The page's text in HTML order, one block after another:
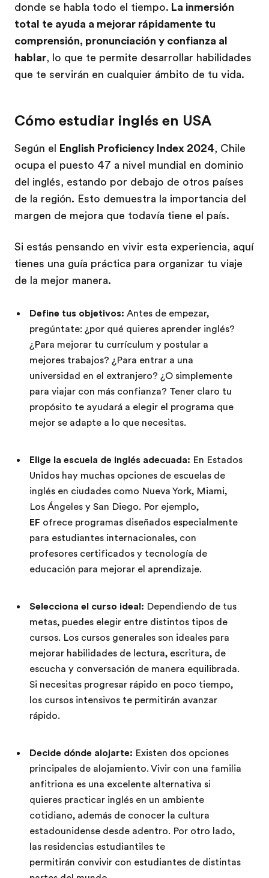
donde se habla todo el tiempo. La inmersión
total te ayuda a mejorar rápidamente tu
comprensión, pronunciación y confianza al
hablar, lo que te permite desarrollar habilidades
que te servirán en cualquier ámbito de tu vida.
Cómo estudiar inglés en USA
Según el English Proficiency Index 2024, Chile
ocupa el puesto 47 a nivel mundial en dominio
del inglés, estando por debajo de otros países
de la región. Esto demuestra la importancia del
margen de mejora que todavía tiene el país.
Si estás pensando en vivir esta experiencia, aquí
tienes una guía práctica para organizar tu viaje
de la mejor manera.
Define tus objetivos: Antes de empezar,
pregúntate: ¿por qué quieres aprender inglés?
¿Para mejorar tu currículum y postular a
mejores trabajos? ¿Para entrar a una
universidad en el extranjero? ¿O simplemente
para viajar con más confianza? Tener claro tu
propósito te ayudará a elegir el programa que
mejor se adapte a lo que necesitas.
Elige la escuela de inglés adecuada: En Estados
Unidos hay muchas opciones de escuelas de
inglés en ciudades como Nueva York, Miami,
Los Ángeles y San Diego. Por ejemplo,
EF ofrece programas diseñados especialmente
para estudiantes internacionales, con
profesores certificados y tecnología de
educación para mejorar el aprendizaje.
Selecciona el curso ideal: Dependiendo de tus
metas, puedes elegir entre distintos tipos de
cursos. Los cursos generales son ideales para
mejorar habilidades de lectura, escritura, de
escucha y conversación de manera equilibrada.
Si necesitas progresar rápido en poco tiempo,
los cursos intensivos te permitirán avanzar
rápido.
Decide dónde alojarte: Existen dos opciones
principales de alojamiento. Vivir con una familia
anfitriona es una excelente alternativa si
quieres practicar inglés en un ambiente
cotidiano, además de conocer la cultura
estadounidense desde adentro. Por otro lado,
las residencias estudiantiles te
permitirán convivir con estudiantes de distintas